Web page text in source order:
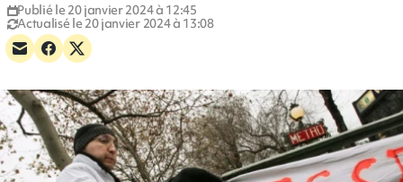
Publié le 20 janvier 2024 à 12:45
Actualisé le 20 janvier 2024 à 13:08